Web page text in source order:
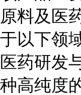
原料及医
于以下领
医药研发
种高纯度